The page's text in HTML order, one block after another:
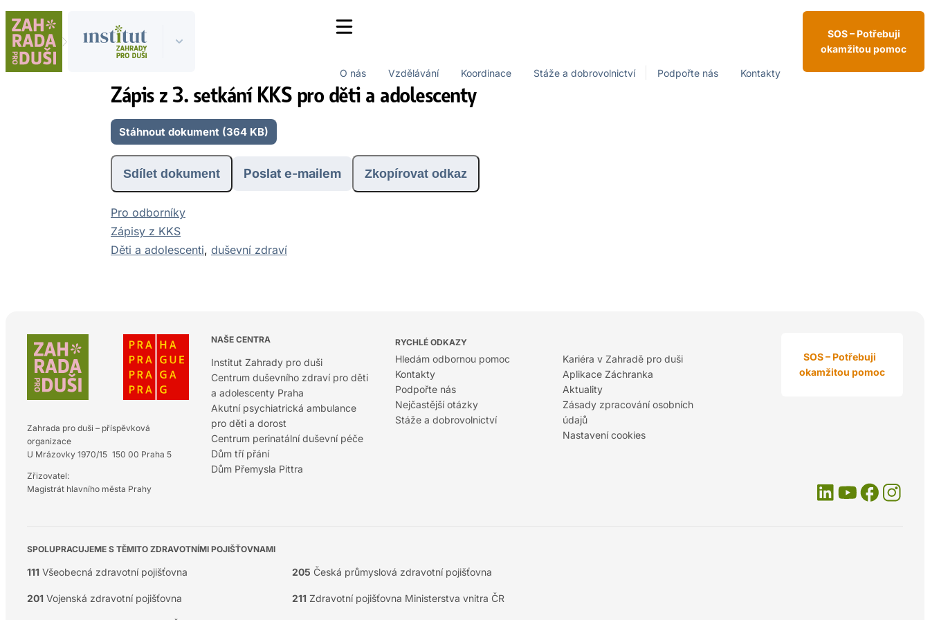
O nás Vzdělávání Koordinace Stáže a dobrovolnictví Podpořte nás Kontakty
SOS – Potřebuji
okamžitou pomoc
Zápis z 3. setkání KKS pro děti a adolescenty
Stáhnout dokument (364 KB)
Sdílet dokument Poslat e-mailem Zkopírovat odkaz
Pro odborníky
Zápisy z KKS
Děti a adolescenti, duševní zdraví
Zahrada pro duši – příspěvková
organizace
U Mrázovky 1970/15 150 00 Praha 5
Zřizovatel:
Magistrát hlavního města Prahy
NAŠE CENTRA
Institut Zahrady pro duši
Centrum duševního zdraví pro děti
a adolescenty Praha
Akutní psychiatrická ambulance
pro děti a dorost
Centrum perinatální duševní péče
Dům tří přání
Dům Přemysla Pittra
RYCHLÉ ODKAZY
Hledám odbornou pomoc
Kontakty
Podpořte nás
Nejčastější otázky
Stáže a dobrovolnictví
Kariéra v Zahradě pro duši
Aplikace Záchranka
Aktuality
Zásady zpracování osobních
údajů
Nastavení cookies
SOS – Potřebuji
okamžitou pomoc
SPOLUPRACUJEME S TĚMITO ZDRAVOTNÍMI POJIŠŤOVNAMI
111 Všeobecná zdravotní pojišťovna 205 Česká průmyslová zdravotní pojišťovna
201 Vojenská zdravotní pojišťovna 211 Zdravotní pojišťovna Ministerstva vnitra ČR